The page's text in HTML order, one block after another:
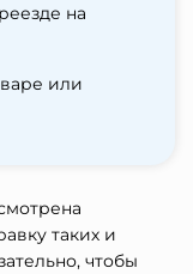
на
или
таких и
чтобы